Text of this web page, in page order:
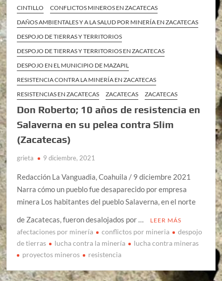
CINTILLO
CONFLICTOS MINEROS EN ZACATECAS
DAÑOS AMBIENTALES Y A LA SALUD POR MINERÍA EN ZACATECAS
DESPOJO DE TIERRAS Y TERRITORIOS
DESPOJO DE TIERRAS Y TERRITORIOS EN ZACATECAS
DESPOJO EN EL MUNICIPIO DE MAZAPIL
RESISTENCIA CONTRA LA MINERÍA EN ZACATECAS
RESISTENCIAS EN ZACATECAS
ZACATECAS ZACATECAS
Don Roberto; 10 años de resistencia en
Salaverna en su pelea contra Slim
(Zacatecas)
grieta 9 diciembre, 2021
Redacción La Vanguadia, Coahuila / 9 diciembre 2021
Narra cómo un pueblo fue desaparecido por empresa
minera Los habitantes del pueblo Salaverna, en el norte
de Zacatecas, fueron desalojados por …
LEER MÁS
afectaciones por minería conflictos por mineria
despojo
de tierras
lucha contra la minería
lucha contra mineras
proyectos mineros
resistencia